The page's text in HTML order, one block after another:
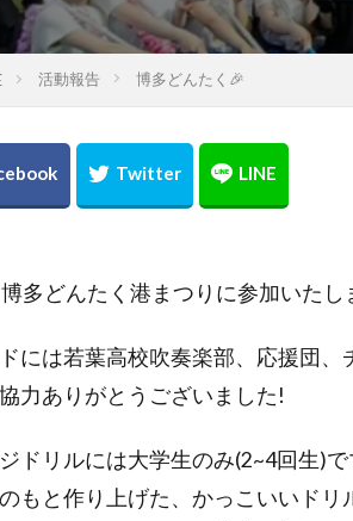
活動報告 博多どんたく🎉
多どんたく港まつりに参加いたし
には若葉高校吹奏楽部、応援団、
力ありがとうございました!
ドリルには大学生のみ(2~4回生)
もと作り上げた、かっこいいドリ